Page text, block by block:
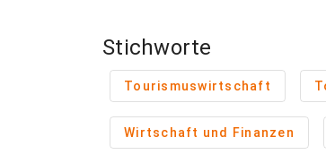
Stichworte
Tourismuswirtschaft
Wirtschaft und Finanzen